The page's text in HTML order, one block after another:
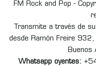
FM Rock and Pop -
Transmite a través de
desde Ramón Freire
Buenos
Whatsapp oyentes: